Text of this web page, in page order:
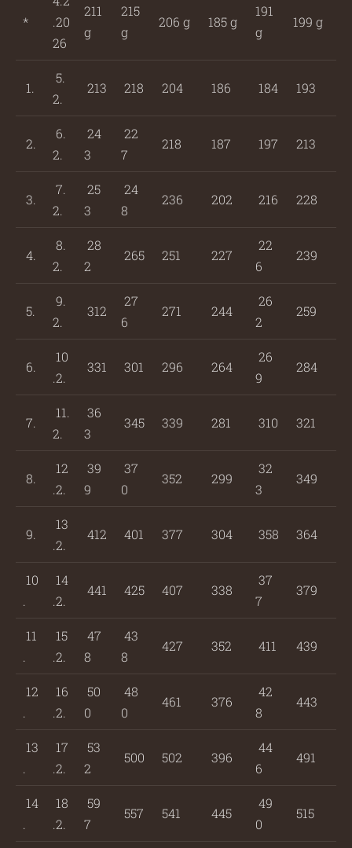
*
.20
26
211
g
215
g
206 g 185 g
191
g
199 g
1.
5.
2.
213 218 204 186 184 193
2.
6.
2.
24
3
22
7
218 187 197 213
3.
7.
2.
25
3
24
8
236 202 216 228
4.
8.
2.
28
2
265 251 227
22
6
239
5.
9.
2.
312
27
6
271 244
26
2
259
6.
10
.2.
331 301 296 264
26
9
284
7.
11.
2.
36
3
345 339 281 310 321
8.
12
.2.
39
9
37
0
352 299
32
3
349
9.
13
.2.
412 401 377 304 358 364
10
.
14
.2.
441 425 407 338
37
7
379
11
.
15
.2.
47
8
43
8
427 352 411 439
12
.
16
.2.
50
0
48
0
461 376
42
8
443
13
.
17
.2.
53
2
500 502 396
44
6
491
14
.
18
.2.
59
7
557 541 445
49
0
515